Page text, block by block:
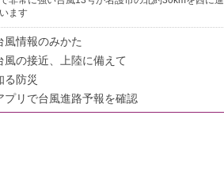
ます
風情報のみかた
風の接近、上陸に備えて
る防災
プリで台風進路予報を確認